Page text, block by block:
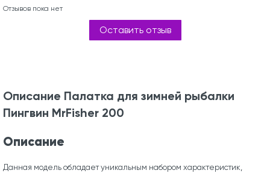
Отзывов пока нет
Оставить отзыв
Описание Палатка для зимней рыбалки
Пингвин MrFisher 200
Описание
Данная модель обладает уникальным набором характеристик,